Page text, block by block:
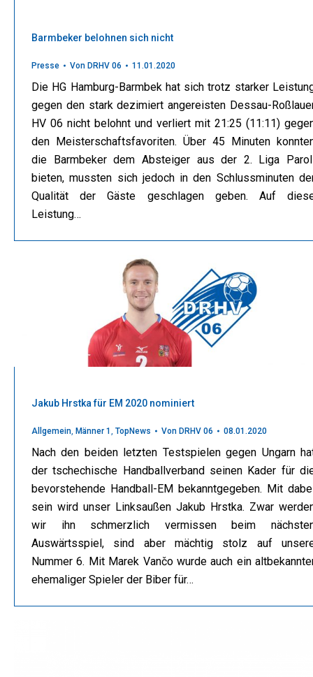
Barmbeker belohnen sich nicht
Presse Von DRHV 06 11.01.2020
Die HG Hamburg-Barmbek hat sich trotz starker
gegen den stark dezimiert angereisten Dessau-
HV 06 nicht belohnt und verliert mit 21:25 (11:11)
den Meisterschaftsfavoriten. Über 45 Minuten
die Barmbeker dem Absteiger aus der 2. Liga
bieten, mussten sich jedoch in den Schlussminuten
Qualität der Gäste geschlagen geben. Auf
Leistung…
Jakub Hrstka für EM 2020 nominiert
Allgemein, Männer 1 , TopNews Von DRHV 06 08.01.2020
Nach den beiden letzten Testspielen gegen Ungarn
der tschechische Handballverband seinen Kader für
bevorstehende Handball-EM bekanntgegeben. Mit
sein wird unser Linksaußen Jakub Hrstka. Zwar
wir ihn schmerzlich vermissen beim
Auswärtsspiel, sind aber mächtig stolz auf
Nummer 6. Mit Marek Vančo wurde auch ein
ehemaliger Spieler der Biber für…